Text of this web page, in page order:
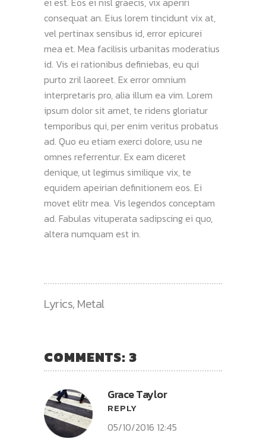
consequat an. Eius lorem tincidunt vix at,
vel pertinax sensibus id, error epicurei
mea et. Mea facilisis urbanitas moderatius
id. Vis ei rationibus definiebas, eu qui
purto zril laoreet. Ex error omnium
interpretaris pro, alia illum ea vim. Lorem
ipsum dolor sit amet, te ridens gloriatur
temporibus qui, per enim veritus probatus
ad. Quo eu etiam exerci dolore, usu ne
omnes referrentur. Ex eam diceret
denique, ut legimus similique vix, te
equidem apeirian definitionem eos. Ei
movet elitr mea. Vis legendos conceptam
ad. Fabulas vituperata sadipscing ei quo,
altera numquam est in.
Lyrics, Metal
COMMENTS: 3
Grace Taylor
REPLY
05/10/2016 12:45